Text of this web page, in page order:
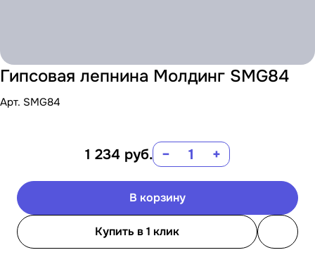
Гипсовая лепнина Молдинг SMG84
Арт. SMG84
1 234 руб. − +
В корзину
Купить в 1 клик